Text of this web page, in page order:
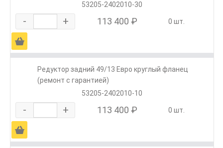
53205-2402010-30
- + 113 400 ₽ 0 шт.
Ä
Редуктор задний 49/13 Евро круглый фланец
(ремонт с гарантией)
53205-2402010-10
- + 113 400 ₽ 0 шт.
Ä